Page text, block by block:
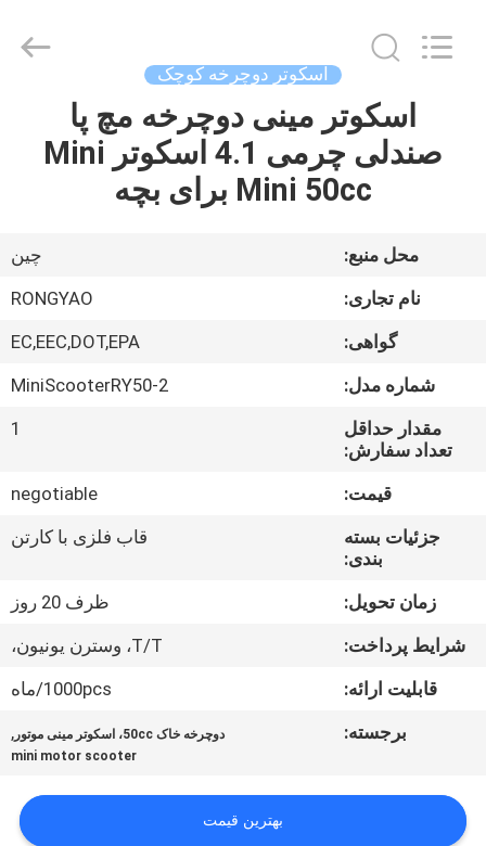
محصولات
درباره
کارخانه
کنترل
تماس
بگیرید
درخواست
نقل
قول
Vehicle
Co.,Ltd.
اسکوتر دوچرخه کوچک
اسکوتر مینی دوچرخه مچ پا
صندلی چرمی 4.1 اسکوتر Mini
Mini 50cc برای بچه
محل منبع:
چين
نام تجاری:
RONGYAO
گواهی:
EC,EEC,DOT,EPA
شماره مدل:
MiniScooterRY50-2
مقدار حداقل
تعداد سفارش:
1
قیمت:
negotiable
جزئیات بسته
بندی:
قاب فلزی با کارتن
زمان تحویل:
ظرف 20 روز
شرایط پرداخت:
T/T، وسترن یونیون،
قابلیت ارائه:
1000pcs/ماه
برجسته:
دوچرخه خاک 50cc، اسکوتر مینی موتور ,
mini motor scooter
بهترین قیمت